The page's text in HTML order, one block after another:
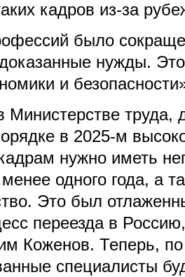
кадров из-за
было
нужды.
и
Министерстве
в 2025-м
нужно иметь
одного года, а
Это был
переезда в
Коженов. Теперь,
специалисты